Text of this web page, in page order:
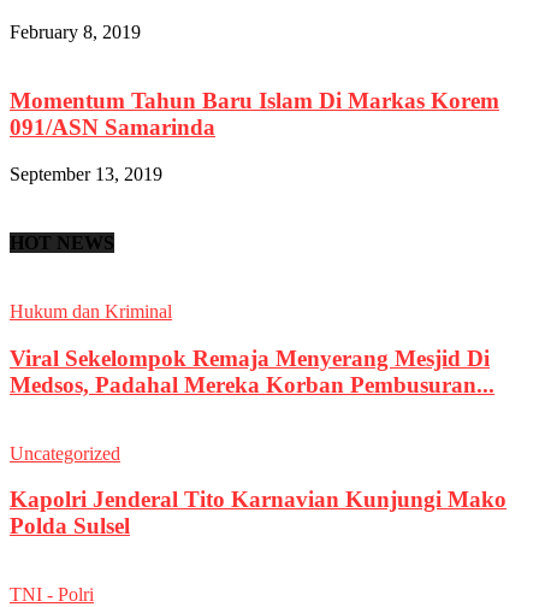
February 8, 2019
Momentum Tahun Baru Islam Di Markas Korem
091/ASN Samarinda
September 13, 2019
HOT NEWS
Hukum dan Kriminal
Viral Sekelompok Remaja Menyerang Mesjid Di
Medsos, Padahal Mereka Korban Pembusuran...
Uncategorized
Kapolri Jenderal Tito Karnavian Kunjungi Mako
Polda Sulsel
TNI - Polri